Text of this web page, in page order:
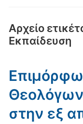
Αρχείο
Εκπαίδευση
στην εξ